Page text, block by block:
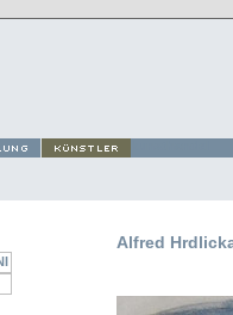
Alfred